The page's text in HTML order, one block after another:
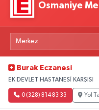
Osmaniye
Burak Eczanesi
EK DEVLET HASTANESİ KARŞISI
0 (328) 814 83 33 Yol